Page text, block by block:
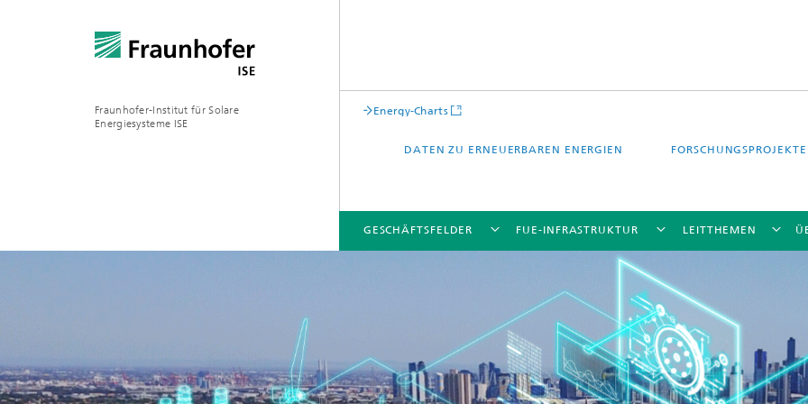
Fraunhofer-Institut für Solare
Energiesysteme ISE
Energy-Charts
DATEN ZU ERNEUERBAREN ENERGIEN FORSCHUNGSPROJEKTE
GESCHÄFTSFELDER FUE-INFRASTRUKTUR
Solarzellen
CalLab PV Cells / CalLab PV
LEITTHEMEN